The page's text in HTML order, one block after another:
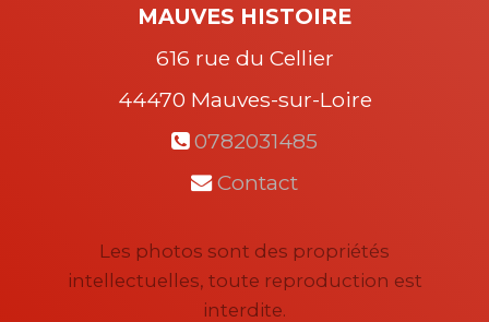
MAUVES HISTOIRE
616 rue du Cellier
44470 Mauves-sur-Loire
0782031485
Contact
Les photos sont des propriétés
intellectuelles, toute reproduction est
interdite.